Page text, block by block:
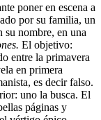
poner en escena a
por su familia, un
su nombre, en una
El objetivo:
entre la primavera
en primera
es decir falso.
uno la busca. El
páginas y